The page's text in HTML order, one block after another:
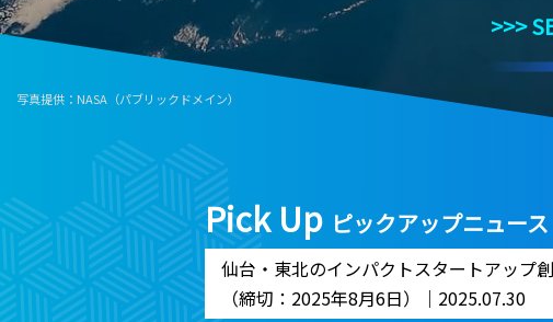
>>>
写真提供：NASA（パブリックドメイン）
Pick Up ピックアップニュース
仙台・東北のインパクトスタートアップ
（締切：2025年8月6日）｜2025.07.30